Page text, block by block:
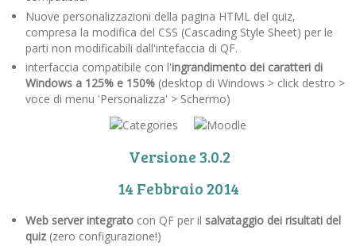
Nuove personalizzazioni della pagina HTML del quiz,
compresa la modifica del CSS (Cascading Style Sheet) per le
parti non modificabili dall'intefaccia di QF.
interfaccia compatibile con l'ingrandimento dei caratteri di
Windows a 125% e 150% (desktop di Windows > click destro >
voce di menu 'Personalizza' > Schermo)
Versione 3.0.2
14 Febbraio 2014
Web server integrato con QF per il salvataggio dei risultati del
quiz (zero configurazione!)